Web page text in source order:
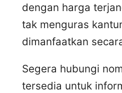
dengan harga
tak menguras
dimanfaatkan
Segera hubungi
tersedia untuk